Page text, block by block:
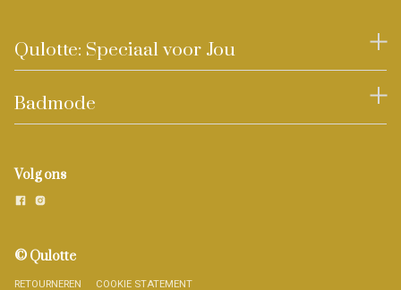
Qulotte: Speciaal voor Jou
Badmode
Volg ons
© Qulotte
RETOURNEREN COOKIE STATEMENT